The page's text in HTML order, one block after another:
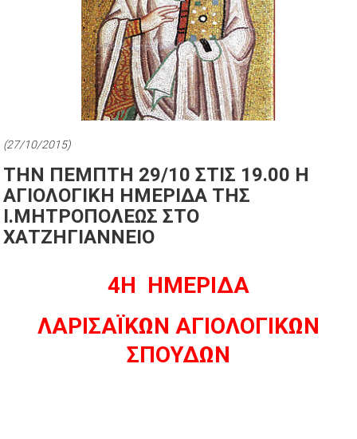
(27/10/2015)
ΤΗΝ ΠΕΜΠΤΗ 29/10 ΣΤΙΣ 19.00 Η
ΑΓΙΟΛΟΓΙΚΗ HΜΕΡΙΔΑ ΤΗΣ
Ι.ΜΗΤΡΟΠΟΛΕΩΣ ΣΤΟ
ΧΑΤΖΗΓΙΑΝΝΕΙΟ
4Η ΗΜΕΡΙΔΑ
ΛΑΡΙΣΑΪΚΩΝ ΑΓΙΟΛΟΓΙΚΩΝ
ΣΠΟΥΔΩΝ